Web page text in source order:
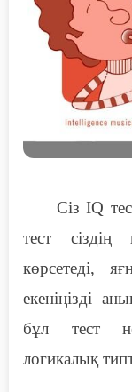
Сіз IQ
тест сіздің
көрсетеді,
екеніңізді
бұл тест
логикалық